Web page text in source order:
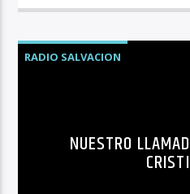
RADIO SALVACION
NUESTRO